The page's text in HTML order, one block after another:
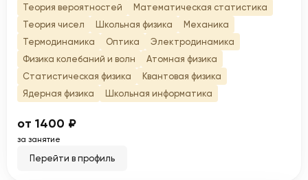
Теория вероятностей
Математическая статистика
Теория чисел
Школьная физика
Механика
Термодинамика
Оптика
Электродинамика
Физика колебаний и волн
Атомная физика
Статистическая физика
Квантовая физика
Ядерная физика
Школьная информатика
от 1400 ₽
за занятие
Перейти в профиль